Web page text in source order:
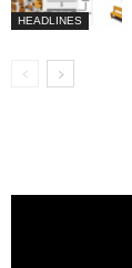
HEADLINES